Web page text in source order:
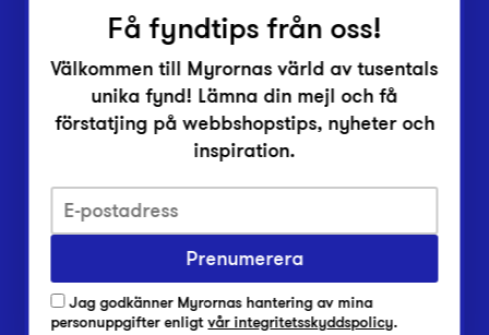
Integritetsskyddspolicy
Har du frågor om onlineköp, leverans eller retur?
Har du frågor om vår verksamhet?
Vanliga frågor om Myrorna
Få fyndtips från oss!
Välkommen till Myrornas värld av tusentals
unika fynd! Lämna din mejl och få
förstatjing på webbshopstips, nyheter och
inspiration.
Prenumerera
Jag godkänner Myrornas hantering av mina
personuppgifter enligtvår integritetsskyddspolicy.